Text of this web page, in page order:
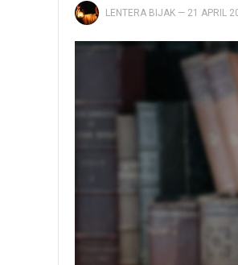
LENTERA BIJAK — 21 APRIL